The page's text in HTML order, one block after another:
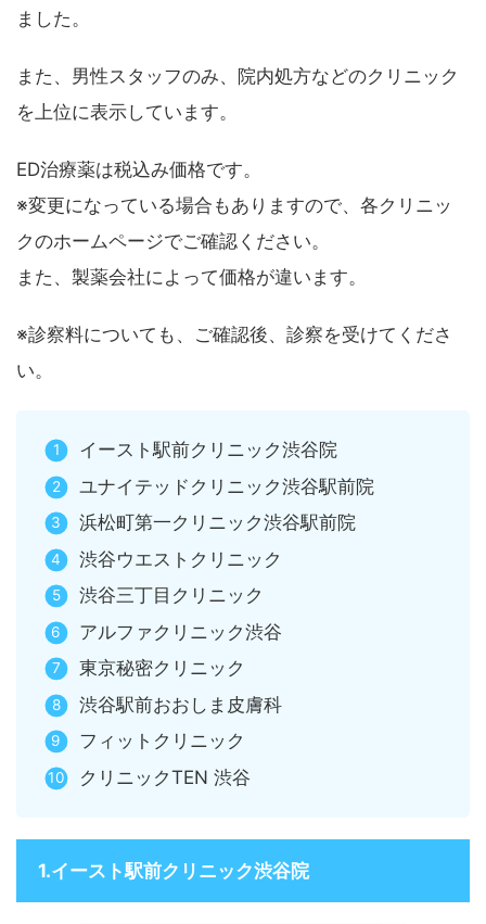
ました。
また、男性スタッフのみ、院内処方などのクリニック
を上位に表示しています。
ED治療薬は税込み価格です。
※変更になっている場合もありますので、各クリニッ
クのホームページでご確認ください。
また、製薬会社によって価格が違います。
※診察料についても、ご確認後、診察を受けてくださ
い。
イースト駅前クリニック渋谷院
ユナイテッドクリニック渋谷駅前院
浜松町第一クリニック渋谷駅前院
渋谷ウエストクリニック
渋谷三丁目クリニック
アルファクリニック渋谷
東京秘密クリニック
渋谷駅前おおしま皮膚科
フィットクリニック
クリニックTEN 渋谷
1.イースト駅前クリニック渋谷院